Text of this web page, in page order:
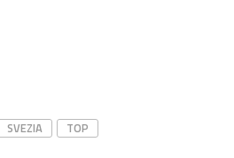
SVEZIA TOP